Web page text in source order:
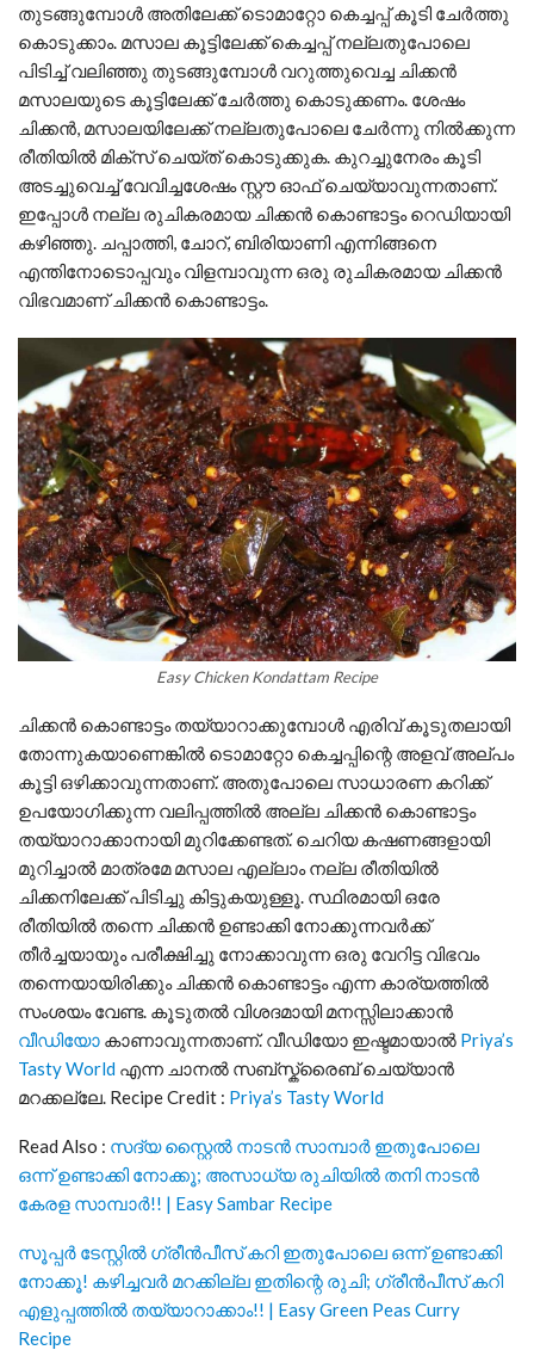
തുടങ്ങുമ്പോൾ അതിലേക്ക് ടൊമാറ്റോ കെച്ചപ്പ് കൂടി ചേർത്തു
കൊടുക്കാം. മസാല കൂട്ടിലേക്ക് കെച്ചപ്പ് നല്ലതുപോലെ
പിടിച്ച് വലിഞ്ഞു തുടങ്ങുമ്പോൾ വറുത്തുവെച്ച ചിക്കൻ
മസാലയുടെ കൂട്ടിലേക്ക് ചേർത്തു കൊടുക്കണം. ശേഷം
ചിക്കൻ, മസാലയിലേക്ക് നല്ലതുപോലെ ചേർന്നു നിൽക്കുന്ന
രീതിയിൽ മിക്സ് ചെയ്ത് കൊടുക്കുക. കുറച്ചുനേരം കൂടി
അടച്ചുവെച്ച് വേവിച്ചശേഷം സ്റ്റൗ ഓഫ് ചെയ്യാവുന്നതാണ്.
ഇപ്പോൾ നല്ല രുചികരമായ ചിക്കൻ കൊണ്ടാട്ടം റെഡിയായി
കഴിഞ്ഞു. ചപ്പാത്തി, ചോറ്, ബിരിയാണി എന്നിങ്ങനെ
എന്തിനോടൊപ്പവും വിളമ്പാവുന്ന ഒരു രുചികരമായ ചിക്കൻ
വിഭവമാണ് ചിക്കൻ കൊണ്ടാട്ടം.
Easy Chicken Kondattam Recipe
ചിക്കൻ കൊണ്ടാട്ടം തയ്യാറാക്കുമ്പോൾ എരിവ് കൂടുതലായി
തോന്നുകയാണെങ്കിൽ ടൊമാറ്റോ കെച്ചപ്പിന്റെ അളവ് അല്പം
കൂട്ടി ഒഴിക്കാവുന്നതാണ്. അതുപോലെ സാധാരണ കറിക്ക്
ഉപയോഗിക്കുന്ന വലിപ്പത്തിൽ അല്ല ചിക്കൻ കൊണ്ടാട്ടം
തയ്യാറാക്കാനായി മുറിക്കേണ്ടത്. ചെറിയ കഷണങ്ങളായി
മുറിച്ചാൽ മാത്രമേ മസാല എല്ലാം നല്ല രീതിയിൽ
ചിക്കനിലേക്ക് പിടിച്ചു കിട്ടുകയുള്ളൂ. സ്ഥിരമായി ഒരേ
രീതിയിൽ തന്നെ ചിക്കൻ ഉണ്ടാക്കി നോക്കുന്നവർക്ക്
തീർച്ചയായും പരീക്ഷിച്ചു നോക്കാവുന്ന ഒരു വേറിട്ട വിഭവം
തന്നെയായിരിക്കും ചിക്കൻ കൊണ്ടാട്ടം എന്ന കാര്യത്തിൽ
സംശയം വേണ്ട. കൂടുതൽ വിശദമായി മനസ്സിലാക്കാൻ
വീഡിയോ കാണാവുന്നതാണ്. വീഡിയോ ഇഷ്ടമായാൽ Priya’s
Tasty World എന്ന ചാനൽ സബ്സ്ക്രൈബ് ചെയ്യാൻ
മറക്കല്ലേ. Recipe Credit : Priya’s Tasty World
Read Also : സദ്യ സ്റ്റൈൽ നാടൻ സാമ്പാർ ഇതുപോലെ
ഒന്ന് ഉണ്ടാക്കി നോക്കൂ; അസാധ്യ രുചിയിൽ തനി നാടൻ
കേരള സാമ്പാർ!! | Easy Sambar Recipe
സൂപ്പർ ടേസ്റ്റിൽ ഗ്രീൻപീസ് കറി ഇതുപോലെ ഒന്ന് ഉണ്ടാക്കി
നോക്കൂ! കഴിച്ചവർ മറക്കില്ല ഇതിന്റെ രുചി; ഗ്രീൻപീസ് കറി
എളുപ്പത്തിൽ തയ്യാറാക്കാം!! | Easy Green Peas Curry
Recipe